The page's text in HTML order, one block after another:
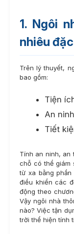
1. Ngôi
nhiêu
Trên lý thuyết,
bao gồm:
Tiện
An
Tiết
Tính an ninh, an
chỗ có thể giám
từ xa bằng
điều khiển các
động theo
Vậy ngôi nhà
nào? Việc tận
trời thể hiện tính